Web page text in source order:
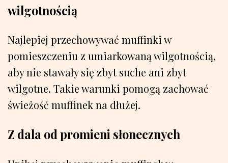
wilgotnością
Najlepiej przechowywać muffinki w
pomieszczeniu z umiarkowaną wilgotnością,
aby nie stawały się zbyt suche ani zbyt
wilgotne. Takie warunki pomogą zachować
świeżość muffinek na dłużej.
Z dala od promieni słonecznych